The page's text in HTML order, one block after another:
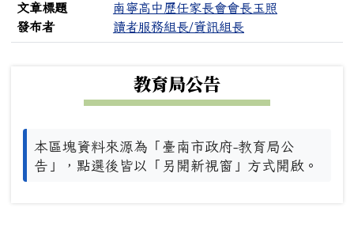
文章標題
南寧高中歷任家長會會長玉照
發布者
讀者服務組長/資訊組長
教育局公告
本區塊資料來源為「臺南市政府-教育局公
告」，點選後皆以「另開新視窗」方式開啟。